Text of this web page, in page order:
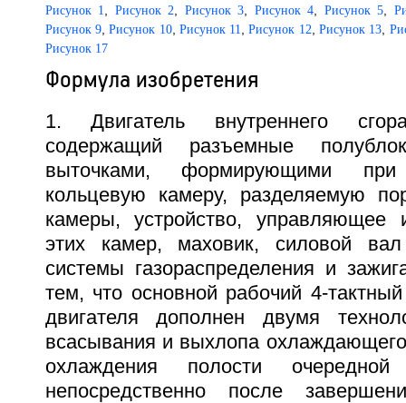
Рисунок 1 Рисунок 2 Рисунок 3 Рисунок 4 Рисунок 5
Рисунок 9,Рисунок 10, Рисунок 11 ,Рисунок 12 ,Рисунок 13
Рисунок 17
Формула изобретения
1. Двигатель внутреннего
содержащий разъемные
выточками, формирующими
кольцевую камеру, разделяемую
камеры, устройство, управляющее
этих камер, маховик, силовой
системы газораспределения и
тем, что основной рабочий 4-
двигателя дополнен двумя
всасывания и выхлопа
охлаждения полости
непосредственно после